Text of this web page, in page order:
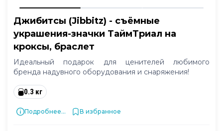
Джибитсы (Jibbitz) - съёмные
украшения-значки ТаймТриал на
кроксы, браслет
Идеальный подарок для ценителей любимого
бренда надувного оборудования и снаряжения!
0.3 кг
Подробнее... В избранное